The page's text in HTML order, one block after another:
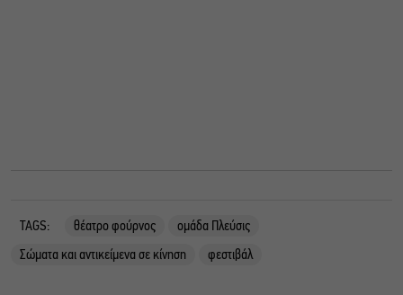
TAGS: θέατρο φούρνος
ομάδα Πλεύσις
Σώματα και αντικείμενα σε κίνηση
φεστιβάλ